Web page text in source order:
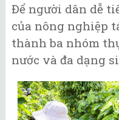
Để người dân dễ
của nông nghiệp
thành ba nhóm
nước và đa dạng